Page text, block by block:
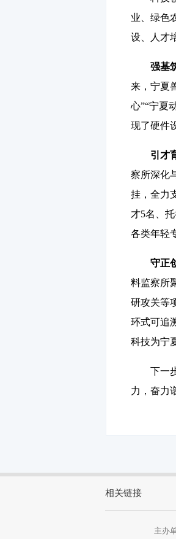
业、绿色
设、人才
强基
来，宁夏
心”“宁夏
现了硬件
引才
察所深化
挂，全力
才5名、
各类年轻
守正
料监察所
研攻关等
环式可追
科技为宁
下一步
力，奋力
相关链接
主办